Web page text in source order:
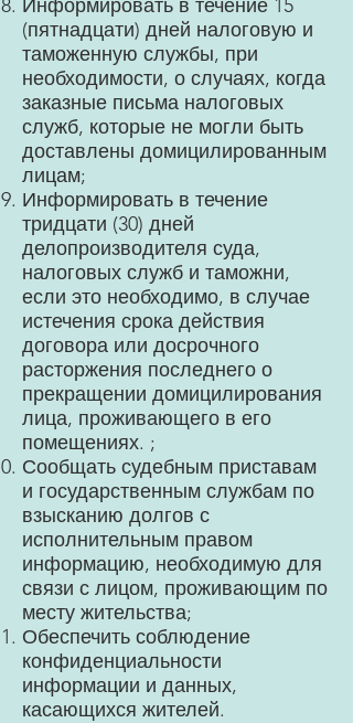
Информировать в течение 15
(пятнадцати) дней налоговую и
таможенную службы, при
необходимости, о случаях, когда
заказные письма налоговых
служб, которые не могли быть
доставлены домицилированным
лицам;
Информировать в течение
тридцати (30) дней
делопроизводителя суда,
налоговых служб и таможни,
если это необходимо, в случае
истечения срока действия
договора или досрочного
расторжения последнего о
прекращении домицилирования
лица, проживающего в его
помещениях. ;
Сообщать судебным приставам
и государственным службам по
взысканию долгов с
исполнительным правом
информацию, необходимую для
связи с лицом, проживающим по
месту жительства;
Обеспечить соблюдение
конфиденциальности
информации и данных,
касающихся жителей.